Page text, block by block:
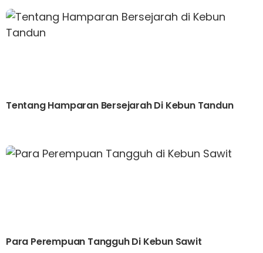
Tentang Hamparan Bersejarah Di Kebun Tandun
Para Perempuan Tangguh Di Kebun Sawit